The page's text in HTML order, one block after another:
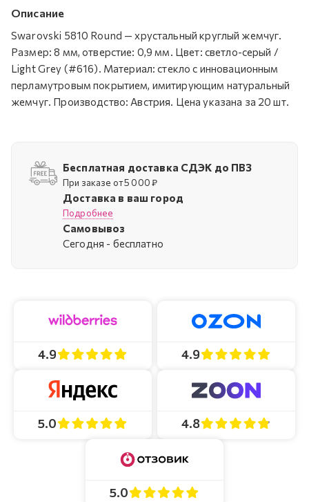
Описание
Swarovski 5810 Round — хрустальный круглый жемчуг.
Размер: 8 мм, отверстие: 0,9 мм. Цвет: светло-серый /
Light Grey (#616). Материал: стекло с инновационным
перламутровым покрытием, имитирующим натуральный
жемчуг. Производство: Австрия. Цена указана за 20 шт.
Бесплатная доставка СДЭК до ПВЗ
При заказе от 5 000 ₽
Доставка в ваш город
Подробнее
Самовывоз
Cегодня - бесплатно
4.9 4.9
5.0 4.8
5.0